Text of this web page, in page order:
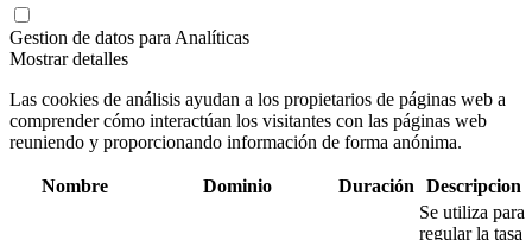
Gestion de datos para Analíticas
Mostrar detalles
Las cookies de análisis ayudan a los propietarios de páginas web a
comprender cómo interactúan los visitantes con las páginas web
reuniendo y proporcionando información de forma anónima.
Nombre Dominio Duración Descripcion
Se utiliza para
regular la tasa